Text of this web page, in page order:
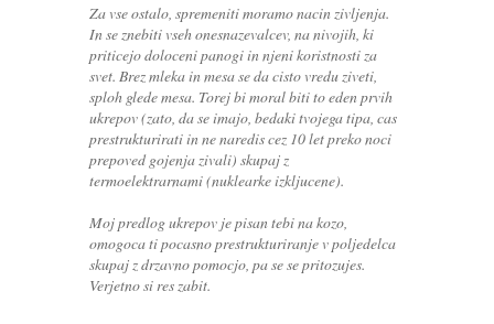
Za vse ostalo, spremeniti moramo nacin zivljenja.
In se znebiti vseh onesnazevalcev, na nivojih, ki
priticejo doloceni panogi in njeni koristnosti za
svet. Brez mleka in mesa se da cisto vredu ziveti,
sploh glede mesa. Torej bi moral biti to eden prvih
ukrepov (zato, da se imajo, bedaki tvojega tipa, cas
prestrukturirati in ne naredis cez 10 let preko noci
prepoved gojenja zivali) skupaj z
termoelektrarnami (nuklearke izkljucene).
Moj predlog ukrepov je pisan tebi na kozo,
omogoca ti pocasno prestrukturiranje v poljedelca
skupaj z drzavno pomocjo, pa se se pritozujes.
Verjetno si res zabit.